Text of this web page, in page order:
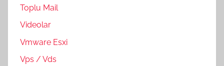
Toplu Mail
Videolar
Vmware Esxi
Vps / Vds